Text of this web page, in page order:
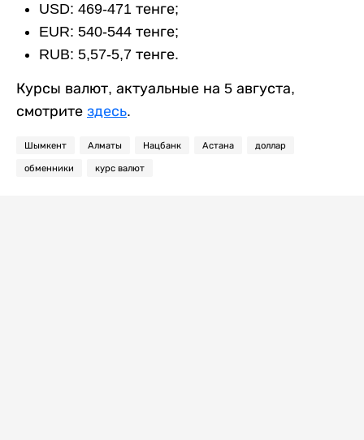
USD: 469-471 тенге;
EUR: 540-544 тенге;
RUB: 5,57-5,7 тенге.
Курсы валют, актуальные на 5 августа,
смотрите здесь.
Шымкент Алматы Нацбанк Астана доллар
обменники курс валют